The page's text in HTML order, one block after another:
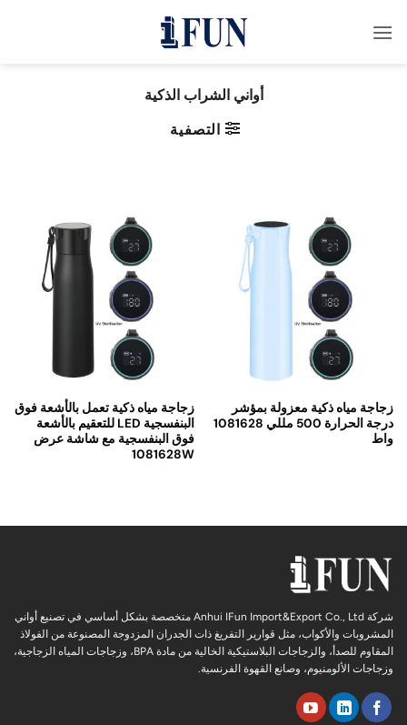
للمحتوى
أواني الشراب الذكية
التصفية
زجاجة مياه ذكية معزولة بمؤشر
درجة الحرارة 500 مللي 1081628
واط
زجاجة مياه ذكية تعمل بالأشعة فوق
البنفسجية LED للتعقيم بالأشعة
فوق البنفسجية مع شاشة عرض
1081628W
شركة Anhui IFun Import&Export Co., Ltd متخصصة بشكل أساسي في تصنيع أواني
المشروبات والأكواب، مثل قوارير التفريغ ذات الجدران المزدوجة المصنوعة من الفولاذ
المقاوم للصدأ، والزجاجات البلاستيكية الخالية من مادة BPA، وزجاجات المياه الزجاجية،
وزجاجات الألومنيوم، وصانع القهوة الفرنسية.